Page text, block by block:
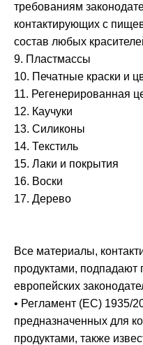
требованиям
контактирующих с
состав любых
9. Пластмассы
10. Печатные краски и
11. Регенерированная
12. Каучуки
13. Силиконы
14. Текстиль
15. Лаки и покрытия
16. Воски
17. Дерево
Все материалы,
продуктами, подпадают
европейских
• Регламент (ЕС) 1935/
предназначенных для
продуктами, также